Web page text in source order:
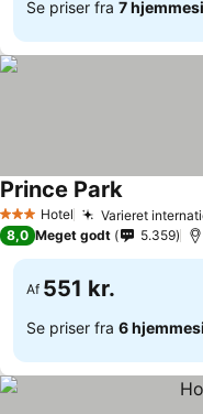
Se priser fra 7
3 StjernerHotel Varieret
Prince ParkSe priser
8,0 Meget godt 5.359
Af 551 kr.
Se priser fra 6